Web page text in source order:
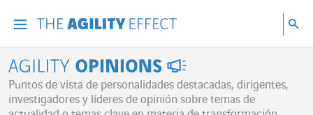
Agility Opinions
Puntos de vista de personalidades destacadas, dirigentes,
investigadores y líderes de opinión sobre temas de